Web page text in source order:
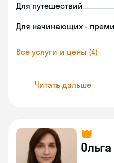
Для путешествий
Для начинающих -
Все услуги и цены (4)
Читать дальше
Ольга